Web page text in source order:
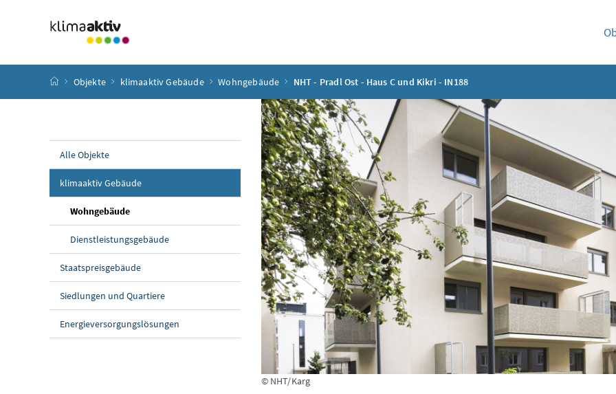
Startseite
Objekte klimaaktiv Gebäude Wohngebäude NHT - Pradl Ost - Haus C und Kikri - IN188
Alle Objekte
klimaaktiv Gebäude
Wohngebäude
Dienstleistungsgebäude
Staatspreisgebäude
Siedlungen und Quartiere
Energieversorgungslösungen
© NHT/Karg